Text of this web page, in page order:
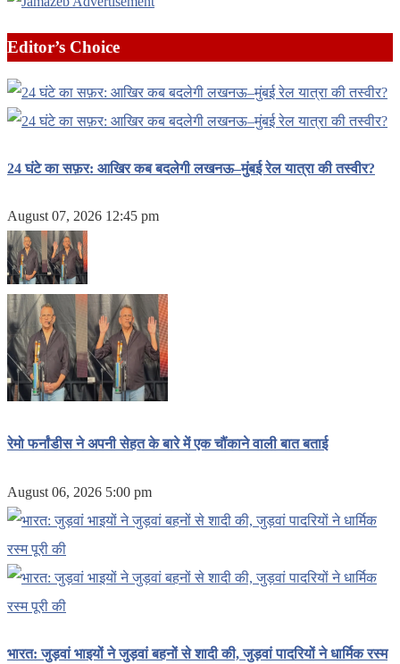
Editor’s Choice
24 घंटे का सफ़र: आखिर कब बदलेगी लखनऊ–मुंबई रेल यात्रा की तस्वीर?
August 07, 2026 12:45 pm
रेमो फर्नांडीस ने अपनी सेहत के बारे में एक चौंकाने वाली बात बताई
August 06, 2026 5:00 pm
भारत: जुड़वां भाइयों ने जुड़वां बहनों से शादी की, जुड़वां पादरियों ने धार्मिक रस्म